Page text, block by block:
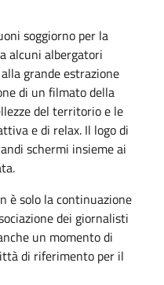
soggiorno per la
alcuni albergatori
grande estrazione
di un filmato della
del territorio e le
e di relax. Il logo di
schermi insieme ai
è solo la continuazione
dei giornalisti
un momento di
di riferimento per il